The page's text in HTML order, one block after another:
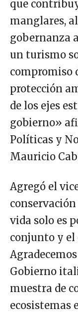
que
manglares,
gobernanza
un turismo
compromiso
protección
de los ejes
gobierno»
Políticas y
Mauricio
Agregó el
vida solo es
conjunto y el
Gobierno
muestra de
ecosistemas